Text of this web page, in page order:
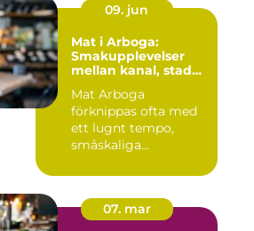
09. jun
Mat i Arboga:
Smakupplevelser
mellan kanal, stad
Mat Arboga
förknippas ofta med
ett lugnt tempo,
småskaliga
avst...
07. mar